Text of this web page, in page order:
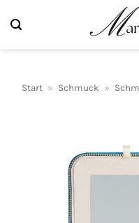
Inhalt
Start » Schmuck »